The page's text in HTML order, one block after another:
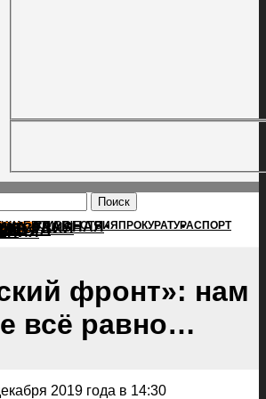
ПРОИСШЕСТВИЯ ПРОКУРАТУРАСПОРТ
ГЛАВНАЯ
фронт»: нам
всё равно…
2019 года в 14:30